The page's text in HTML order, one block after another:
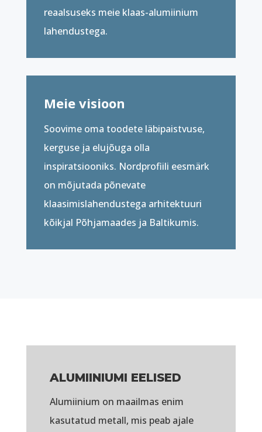
reaalsuseks meie klaas-alumiinium
lahendustega.
Meie visioon
Soovime oma toodete läbipaistvuse,
kerguse ja elujõuga olla
inspiratsiooniks. Nordprofiili eesmärk
on mõjutada põnevate
klaasimislahendustega arhitektuuri
kõikjal Põhjamaades ja Baltikumis.
ALUMIINIUMI EELISED
Alumiinium on maailmas enim
kasutatud metall, mis peab ajale